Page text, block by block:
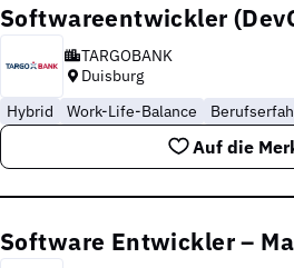
Softwareentwickler
TARGOBANK
Duisburg
Hybrid
Work-Life-Balance
Auf die
Software Entwickler –